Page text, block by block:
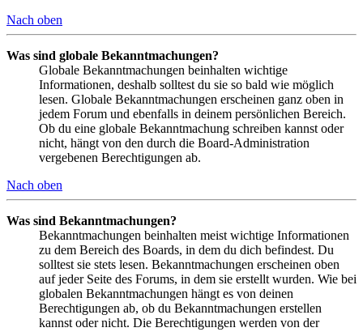
Nach oben
Was sind globale Bekanntmachungen?
Globale Bekanntmachungen beinhalten wichtige
Informationen, deshalb solltest du sie so bald wie möglich
lesen. Globale Bekanntmachungen erscheinen ganz oben in
jedem Forum und ebenfalls in deinem persönlichen Bereich.
Ob du eine globale Bekanntmachung schreiben kannst oder
nicht, hängt von den durch die Board-Administration
vergebenen Berechtigungen ab.
Nach oben
Was sind Bekanntmachungen?
Bekanntmachungen beinhalten meist wichtige Informationen
zu dem Bereich des Boards, in dem du dich befindest. Du
solltest sie stets lesen. Bekanntmachungen erscheinen oben
auf jeder Seite des Forums, in dem sie erstellt wurden. Wie bei
globalen Bekanntmachungen hängt es von deinen
Berechtigungen ab, ob du Bekanntmachungen erstellen
kannst oder nicht. Die Berechtigungen werden von der